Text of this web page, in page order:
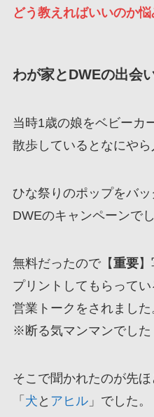
どう教えればいいのか
わが家とDWEの出会
当時1歳の娘をベビーカ
散歩しているとなにやら
ひな祭りのポップをバ
DWEのキャンペーンでし
無料だったので【重要】
プリントしてもらって
営業トークをされました
※断る気マンマンでした
そこで聞かれたのが先ほ
「 犬 と アヒル」でした。